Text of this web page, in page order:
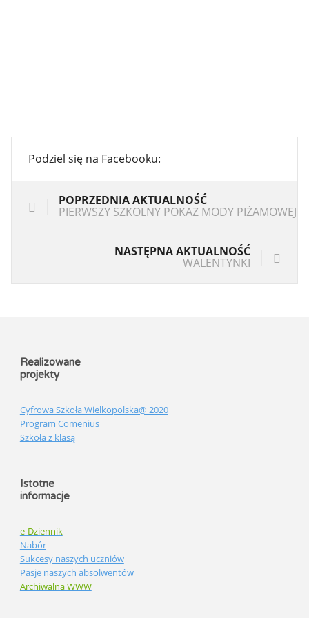
Podziel się na Facebooku:
POPRZEDNIA AKTUALNOŚĆ
PIERWSZY SZKOLNY POKAZ MODY PIŻAMOWEJ
NASTĘPNA AKTUALNOŚĆ
WALENTYNKI
Realizowane
projekty
Cyfrowa Szkoła Wielkopolska@ 2020
Program Comenius
Szkoła z klasą
Istotne
informacje
e-Dziennik
Nabór
Sukcesy naszych uczniów
Pasje naszych absolwentów
Archiwalna WWW